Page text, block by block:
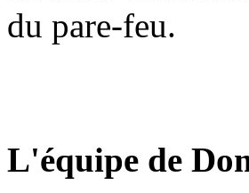
du pare-feu.
L'équipe de